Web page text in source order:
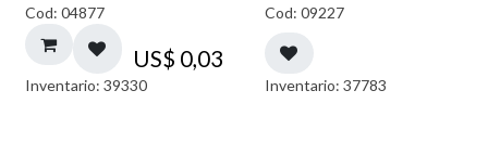
Cod: 04877
US$ 0,03
Inventario: 39330
Cod: 09227
Inventario: 37783